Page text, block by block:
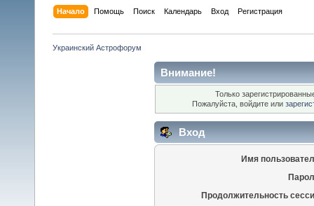
Начало Помощь Поиск Календарь Вход Регистрация
Украинский Астрофорум
Внимание!
Только
Пожалуйста, войдите или
Вход
Имя
Продолжительность